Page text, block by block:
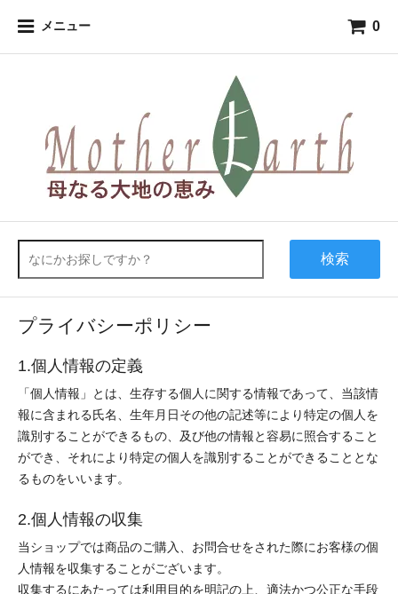
メニュー 0
検索
プライバシーポリシー
1.個人情報の定義
「個人情報」とは、生存する個人に関する情報であって、当該情
報に含まれる氏名、生年月日その他の記述等により特定の個人を
識別することができるもの、及び他の情報と容易に照合すること
ができ、それにより特定の個人を識別することができることとな
るものをいいます。
2.個人情報の収集
当ショップでは商品のご購入、お問合せをされた際にお客様の個
人情報を収集することがございます。
収集するにあたっては利用目的を明記の上、適法かつ公正な手段